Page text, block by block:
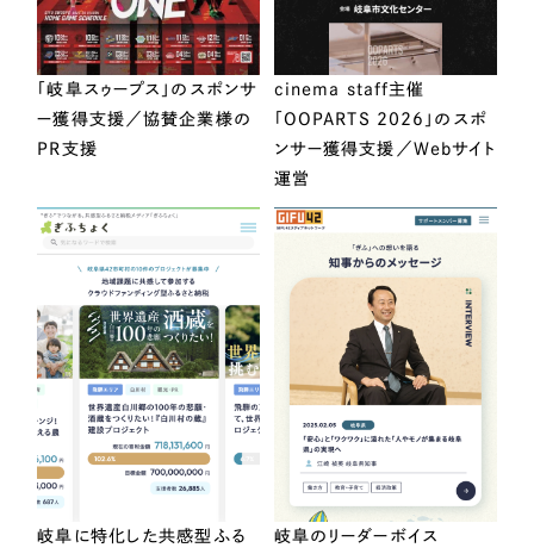
「岐阜スゥープス」のスポンサ
ー獲得支援／協賛企業様の
PR支援
cinema staff主催
「OOPARTS 2026」のスポ
ンサー獲得支援／Webサイト
運営
岐阜に特化した共感型ふる
岐阜のリーダーボイス